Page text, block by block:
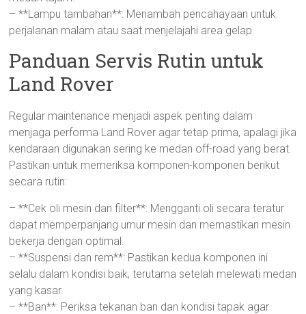
– **Lampu tambahan**: Menambah pencahayaan untuk
perjalanan malam atau saat menjelajahi area gelap.
Panduan Servis Rutin untuk
Land Rover
Regular maintenance menjadi aspek penting dalam
menjaga performa Land Rover agar tetap prima, apalagi jika
kendaraan digunakan sering ke medan off-road yang berat.
Pastikan untuk memeriksa komponen-komponen berikut
secara rutin:
– **Cek oli mesin dan filter**: Mengganti oli secara teratur
dapat memperpanjang umur mesin dan memastikan mesin
bekerja dengan optimal.
– **Suspensi dan rem**: Pastikan kedua komponen ini
selalu dalam kondisi baik, terutama setelah melewati medan
yang kasar.
– **Ban**: Periksa tekanan ban dan kondisi tapak agar